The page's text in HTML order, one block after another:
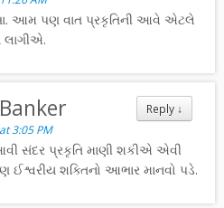
આમ પણ વાત પ્રકૃતિની આવે એટલે
લાગીએ.
Reply ↓
3:05 PM
સંદર પ્રકૃતિ માણી શકીએ એવી
શક્તિનો આભાર માનવો પડે.